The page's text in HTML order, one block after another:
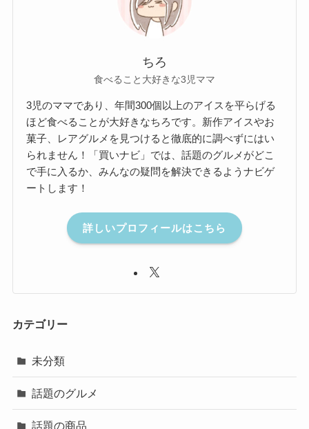
ちろ
食べること大好きな3児ママ
3児のママであり、年間300個以上のアイスを平らげる
ほど食べることが大好きなちろです。新作アイスやお
菓子、レアグルメを見つけると徹底的に調べずにはい
られません！「買いナビ」では、話題のグルメがどこ
で手に入るか、みんなの疑問を解決できるようナビゲ
ートします！
詳しいプロフィールはこちら
カテゴリー
未分類
話題のグルメ
話題の商品